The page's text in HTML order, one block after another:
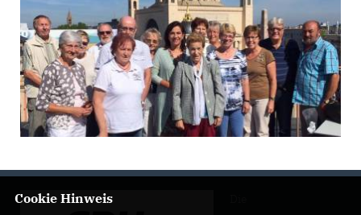
Cookie Hinweis